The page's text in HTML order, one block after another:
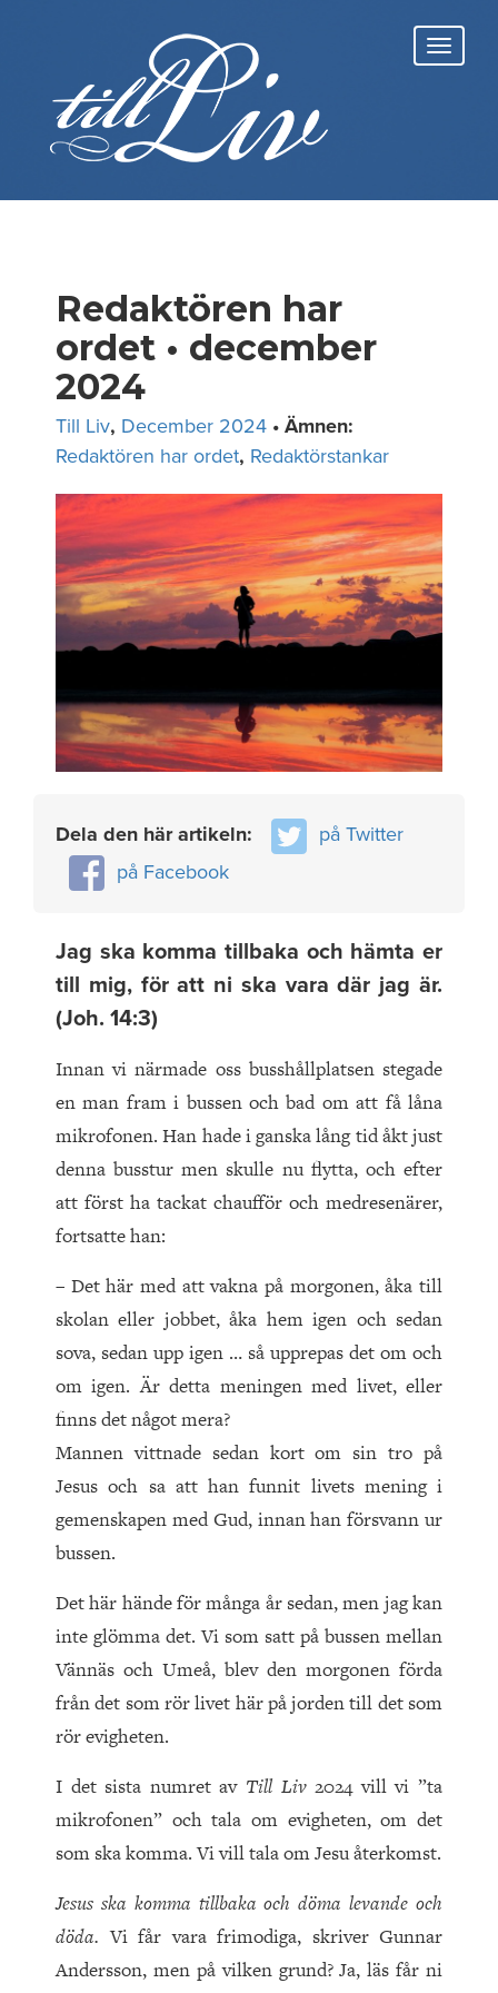
Redaktören har
ordet • december
2024
Till Liv, December 2024 • Ämnen:
Redaktören har ordet, Redaktörstankar
Dela den här artikeln:
på Twitter
på Facebook
Jag ska komma tillbaka och hämta er
till mig, för att ni ska vara där jag är.
(Joh. 14:3)
Innan vi närmade oss busshållplatsen stegade
en man fram i bussen och bad om att få låna
mikrofonen. Han hade i ganska lång tid åkt just
denna busstur men skulle nu flytta, och efter
att först ha tackat chaufför och medresenärer,
fortsatte han:
– Det här med att vakna på morgonen, åka till
skolan eller jobbet, åka hem igen och sedan
sova, sedan upp igen … så upprepas det om och
om igen. Är detta meningen med livet, eller
finns det något mera?
Mannen vittnade sedan kort om sin tro på
Jesus och sa att han funnit livets mening i
gemenskapen med Gud, innan han försvann ur
bussen.
Det här hände för många år sedan, men jag kan
inte glömma det. Vi som satt på bussen mellan
Vännäs och Umeå, blev den morgonen förda
från det som rör livet här på jorden till det som
rör evigheten.
I det sista numret av Till Liv2024 vill vi ”ta
mikrofonen” och tala om evigheten, om det
som ska komma. Vi vill tala om Jesu återkomst.
Jesus ska komma tillbaka och döma levande och
döda. Vi får vara frimodiga, skriver Gunnar
Andersson, men på vilken grund? Ja, läs får ni